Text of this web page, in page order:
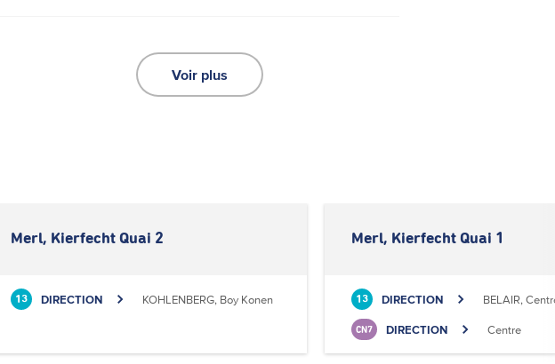
Voir plus
Merl, Kierfecht Quai 2
13 DIRECTION KOHLENBERG, Boy Konen
Merl, Kierfecht Quai 1
13 DIRECTION BELAIR,
CN7 DIRECTION Centre